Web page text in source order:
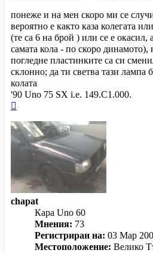
понеже и на мен скоро ми се
вероятно е както каза колегата
(те са 6 на брой ) или се е окасил,
самата кола - по скоро динамото),
погледне пластинките са си
склонно; да ти светва тази лампа
колата
'90 Uno 75 SX i.e. 149.C1.000.
в
началото
chapat
Кара Uno 60
Мнения: 73
Регистриран на: 03 Мар
Местоположение: Велико